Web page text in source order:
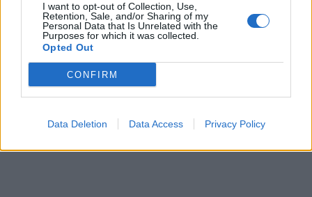
I want to opt-out of Collection, Use,
Retention, Sale, and/or Sharing of my
Personal Data that Is Unrelated with the
Purposes for which it was collected.
Opted Out
CONFIRM
Data Deletion Data Access Privacy Policy
00:00 01:16
Leonardo Maria Del Vecchio dall'ex compagna
in ospedale. Le dichiarazioni ai giornalisti